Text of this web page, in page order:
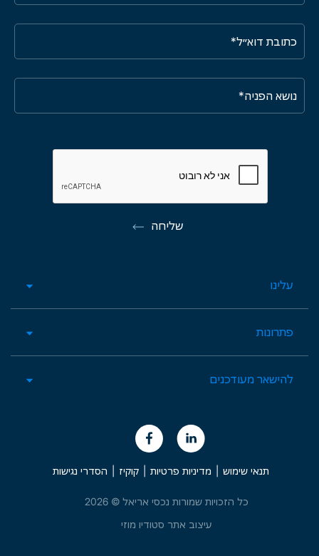
שליחה
עלינו
פתרונות
להישאר מעודכנים
תנאי שימוש מדיניות פרטיות קוקיז הסדרי נגישות
כל הזכויות שמורות נכסי אריאל © 2026
עיצוב אתר סטודיו מוזי